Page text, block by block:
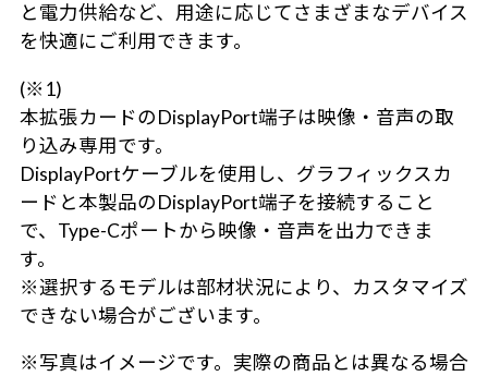
と電力供給など、用途に応じてさまざまなデバイス
を快適にご利用できます。
(※1)
本拡張カードのDisplayPort端子は映像・音声の取
り込み専用です。
DisplayPortケーブルを使用し、グラフィックスカ
ードと本製品のDisplayPort端子を接続すること
で、Type-Cポートから映像・音声を出力できま
す。
※選択するモデルは部材状況により、カスタマイズ
できない場合がございます。
※写真はイメージです。実際の商品とは異なる場合